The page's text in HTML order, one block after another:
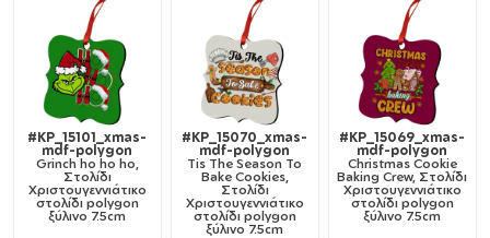
#KP_15101_xmas-
mdf-polygon
Grinch ho ho ho,
Στολίδι
Χριστουγεννιάτικο
στολίδι polygon
ξύλινο 7.5cm
#KP_15070_xmas-
mdf-polygon
Tis The Season To
Bake Cookies,
Στολίδι
Χριστουγεννιάτικο
στολίδι polygon
ξύλινο 7.5cm
#KP_15069_xmas-
mdf-polygon
Christmas Cookie
Baking Crew, Στολίδι
Χριστουγεννιάτικο
στολίδι polygon
ξύλινο 7.5cm